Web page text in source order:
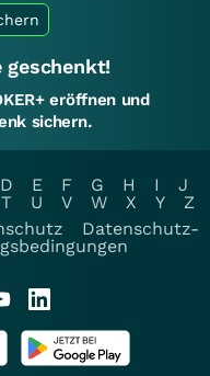
geschenkt!
eröffnen und
sichern.
D E F G H I
J
T U V W X Y
Z
Datenschutz-